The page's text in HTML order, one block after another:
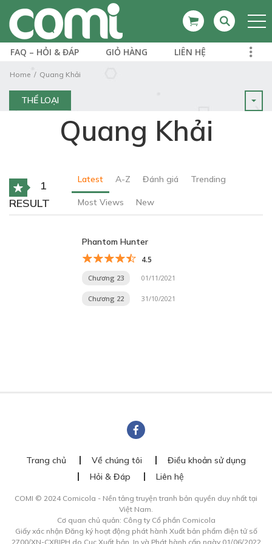
FAQ – HỎI & ĐÁP GIỎ HÀNG LIÊN HỆ
Home Quang Khải
THỂ LOẠI
Quang Khải
1
RESULT
Latest A-Z Đánh giá Trending
Most Views New
Phantom Hunter
4.5
Chương 23 01/11/2021
Chương 22 31/10/2021
Trang chủ Về chúng tôi
Điều khoản sử dụng
Hỏi & Đáp
Liên hệ
COMI © 2024 Comicola - Nền tảng truyện tranh bản quyền duy nhất tại
Việt Nam.
Cơ quan chủ quản: Công ty Cổ phần Comicola
Giấy xác nhận Đăng ký hoạt động phát hành Xuất bản phẩm điện tử số
2700/XN-CXBIPH do Cục Xuất bản, In và Phát hành cấp ngày 01/06/2022